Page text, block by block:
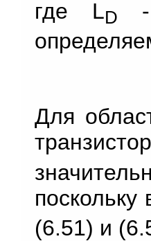
где LD
-
Для
(6.51) и